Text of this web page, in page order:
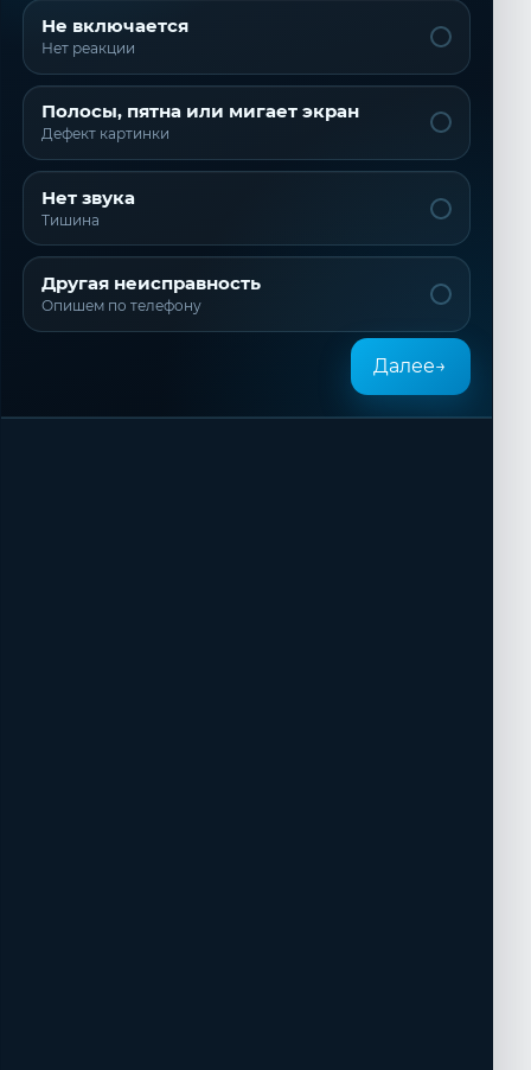
Не включается
Нет реакции
Полосы, пятна или мигает экран
Дефект картинки
Нет звука
Тишина
Другая неисправность
Опишем по телефону
Далее→